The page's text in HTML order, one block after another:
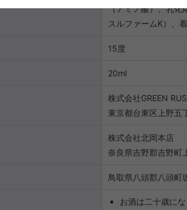
（アミノ酸）、乳化
スルファームK）、
15度
20ml
株式会社GREEN
東京都台東区上野
株式会社北岡本店
奈良県吉野郡吉野町
鳥取県八頭郡八頭町
お酒は二十歳にな